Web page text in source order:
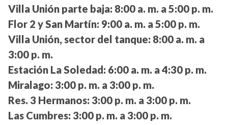
Villa Unión parte baja: 8:00 a. m. a 5:00 p. m.
Flor 2 y San Martín: 9:00 a. m. a 5:00 p. m.
Villa Unión, sector del tanque: 8:00 a. m. a
3:00 p. m.
Estación La Soledad: 6:00 a. m. a 4:30 p. m.
Miralago: 3:00 p. m. a 3:00 p. m.
Res. 3 Hermanos: 3:00 p. m. a 3:00 p. m.
Las Cumbres: 3:00 p. m. a 3:00 p. m.